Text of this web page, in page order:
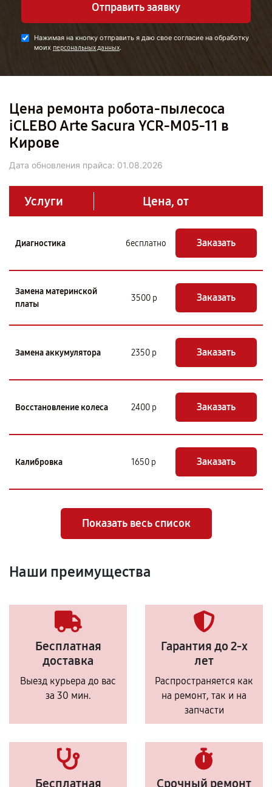
Отправить заявку
Нажимая на кнопку отправить я даю свое согласие на обработку
моих персональных данных.
Цена ремонта робота-пылесоса
iCLEBO Arte Sacura YCR-M05-11 в
Кирове
Дата обновления прайса: 01.08.2026
Услуги Цена, от
Диагностика бесплатно Заказать
Замена материнской
платы
3500 р Заказать
Замена аккумулятора 2350 р Заказать
Восстановление колеса 2400 р Заказать
Калибровка 1650 р Заказать
Показать весь список
Наши преимущества
Бесплатная
доставка
Выезд курьера до вас
за 30 мин.
Гарантия до 2-х
лет
Распространяется как
на ремонт, так и на
запчасти
Бесплатная Срочный ремонт